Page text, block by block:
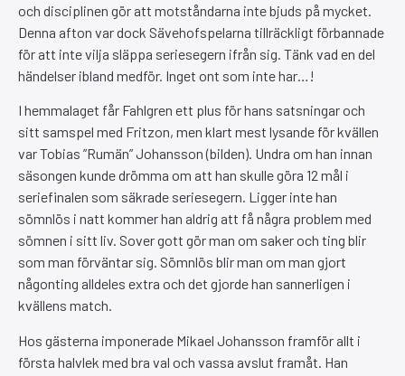
och disciplinen gör att motståndarna inte bjuds på mycket.
Denna afton var dock Sävehofspelarna tillräckligt förbannade
för att inte vilja släppa seriesegern ifrån sig. Tänk vad en del
händelser ibland medför. Inget ont som inte har…!
I hemmalaget får Fahlgren ett plus för hans satsningar och
sitt samspel med Fritzon, men klart mest lysande för kvällen
var Tobias ”Rumän” Johansson (bilden). Undra om han innan
säsongen kunde drömma om att han skulle göra 12 mål i
seriefinalen som säkrade seriesegern. Ligger inte han
sömnlös i natt kommer han aldrig att få några problem med
sömnen i sitt liv. Sover gott gör man om saker och ting blir
som man förväntar sig. Sömnlös blir man om man gjort
någonting alldeles extra och det gjorde han sannerligen i
kvällens match.
Hos gästerna imponerade Mikael Johansson framför allt i
första halvlek med bra val och vassa avslut framåt. Han